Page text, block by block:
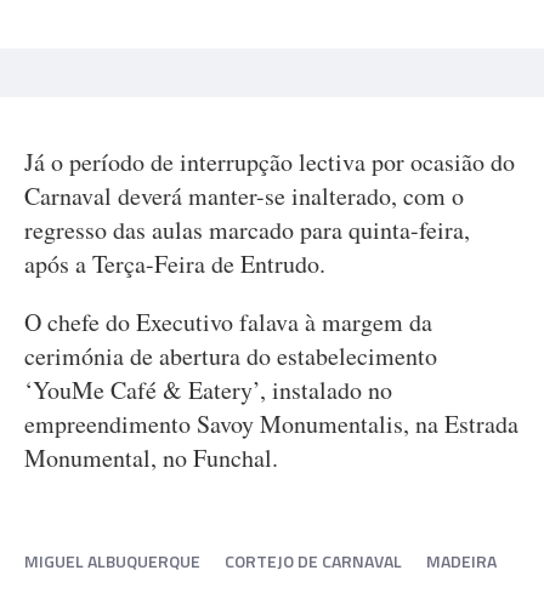
Já o período de interrupção lectiva por ocasião do
Carnaval deverá manter-se inalterado, com o
regresso das aulas marcado para quinta-feira,
após a Terça-Feira de Entrudo.
O chefe do Executivo falava à margem da
cerimónia de abertura do estabelecimento
‘YouMe Café & Eatery’, instalado no
empreendimento Savoy Monumentalis, na Estrada
Monumental, no Funchal.
MIGUEL ALBUQUERQUE CORTEJO DE CARNAVAL
MADEIRA